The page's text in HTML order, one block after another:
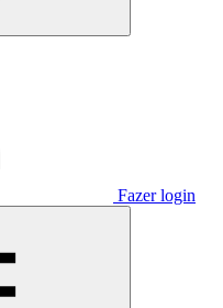
Fazer login